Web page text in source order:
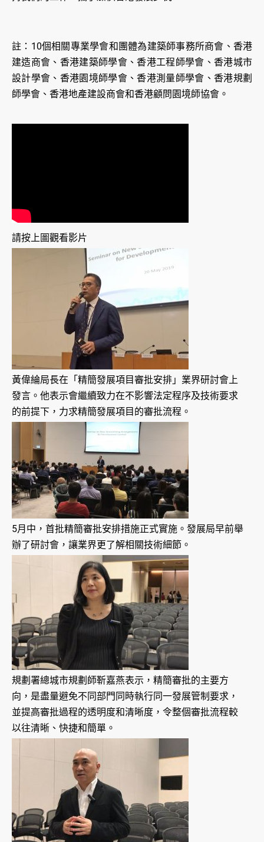
註：10個相關專業學會和團體為建築師事務所商會、香港
建造商會、香港建築師學會、香港工程師學會、香港城市
設計學會、香港園境師學會、香港測量師學會、香港規劃
師學會、香港地產建設商會和香港顧問園境師協會。
請按上圖觀看影片
黃偉綸局長在「精簡發展項目審批安排」業界研討會上
發言。他表示會繼續致力在不影響法定程序及技術要求
的前提下，力求精簡發展項目的審批流程。
5月中，首批精簡審批安排措施正式實施。發展局早前舉
辦了研討會，讓業界更了解相關技術細節。
規劃署總城市規劃師靳嘉燕表示，精簡審批的主要方
向，是盡量避免不同部門同時執行同一發展管制要求，
並提高審批過程的透明度和清晰度，令整個審批流程較
以往清晰、快捷和簡單。